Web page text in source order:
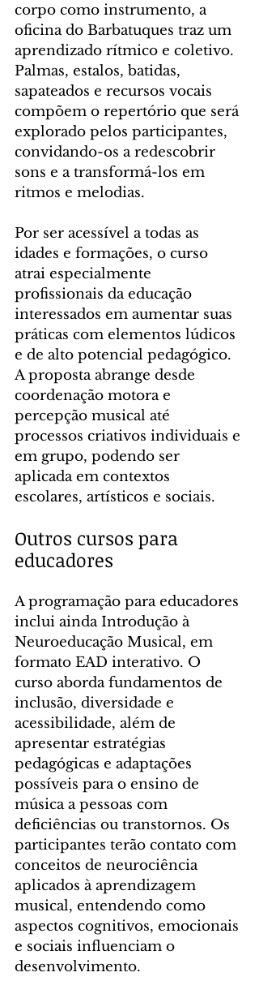
corpo como instrumento, a
oficina do Barbatuques traz um
aprendizado rítmico e coletivo.
Palmas, estalos, batidas,
sapateados e recursos vocais
compõem o repertório que será
explorado pelos participantes,
convidando-os a redescobrir
sons e a transformá-los em
ritmos e melodias.
Por ser acessível a todas as
idades e formações, o curso
atrai especialmente
profissionais da educação
interessados em aumentar suas
práticas com elementos lúdicos
e de alto potencial pedagógico.
A proposta abrange desde
coordenação motora e
percepção musical até
processos criativos individuais e
em grupo, podendo ser
aplicada em contextos
escolares, artísticos e sociais.
Outros cursos para
educadores
A programação para educadores
inclui ainda Introdução à
Neuroeducação Musical, em
formato EAD interativo. O
curso aborda fundamentos de
inclusão, diversidade e
acessibilidade, além de
apresentar estratégias
pedagógicas e adaptações
possíveis para o ensino de
música a pessoas com
deficiências ou transtornos. Os
participantes terão contato com
conceitos de neurociência
aplicados à aprendizagem
musical, entendendo como
aspectos cognitivos, emocionais
e sociais influenciam o
desenvolvimento.